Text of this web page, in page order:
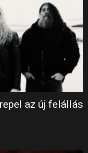
az új felállás